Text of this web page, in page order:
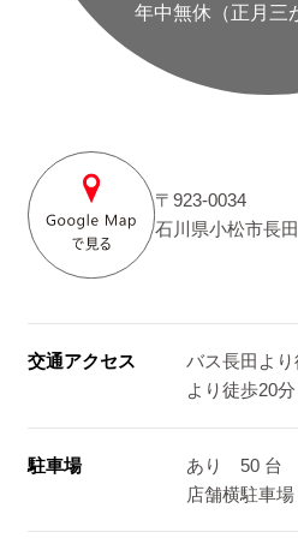
年中無休（正月三
〒923-0034
石川県小松市長
交通アクセス
バス長田よ
より徒歩20分
駐車場
あり 50 台
店舗横駐車場